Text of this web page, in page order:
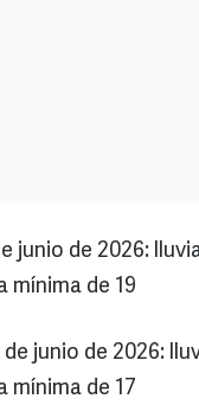
junio de 2026:
mínima de 19
junio de 2026:
de 17